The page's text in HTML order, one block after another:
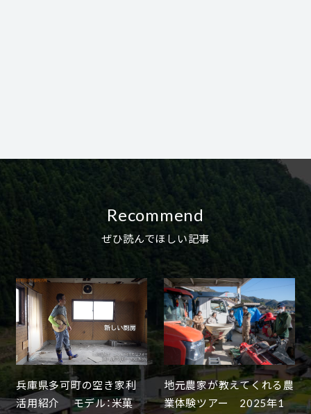
Recommend
ぜひ読んでほしい記事
兵庫県多可町の空き家利
活用紹介 モデル：米菓
地元農家が教えてくれる農
業体験ツアー 2025年1